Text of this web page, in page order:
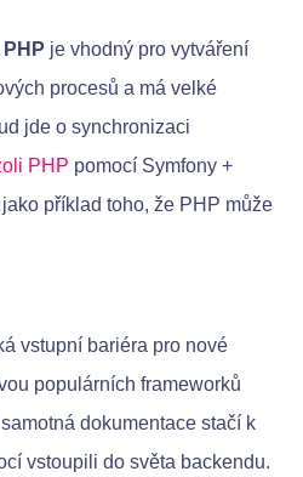
PHP je vhodný pro vytváření
procesů a má velké
jde o synchronizaci
PHP pomocí Symfony +
příklad toho, že PHP může
vstupní bariéra pro nové
populárních frameworků
samotná dokumentace stačí k
vstoupili do světa backendu.